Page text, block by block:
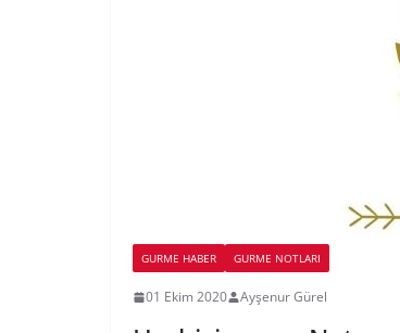
GURME HABER GURME NOTLARI
01 Ekim 2020 Ayşenur Gürel